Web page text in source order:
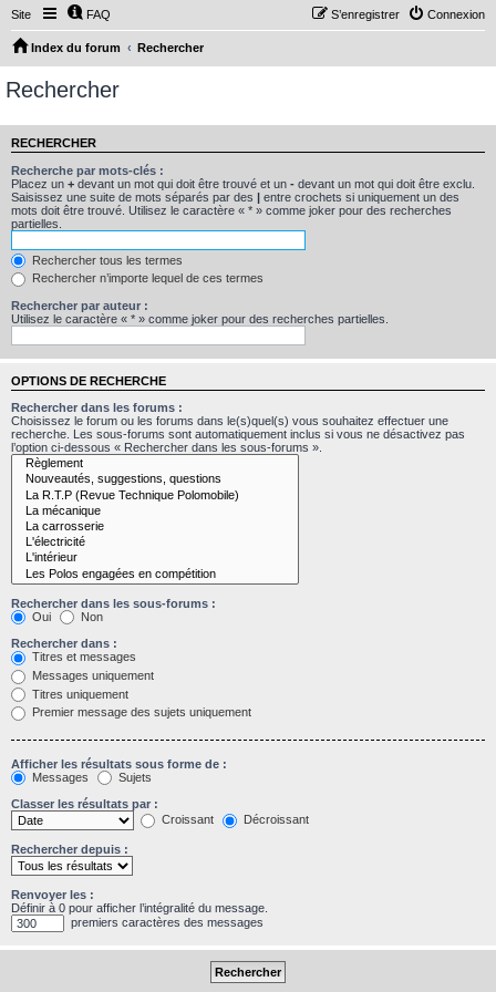
Site FAQ Connexion
S’enregistrer
Index du forum Rechercher
Rechercher
RECHERCHER
Recherche par mots-clés :
Placez un + devant un mot qui doit être trouvé et un - devant un mot qui doit être exclu.
Saisissez une suite de mots séparés par des | entre crochets si uniquement un des
mots doit être trouvé. Utilisez le caractère « * » comme joker pour des recherches
partielles.
Rechercher tous les termes
Rechercher n’importe lequel de ces termes
Rechercher par auteur :
Utilisez le caractère « * » comme joker pour des recherches partielles.
OPTIONS DE RECHERCHE
Rechercher dans les forums :
Choisissez le forum ou les forums dans le(s)quel(s) vous souhaitez effectuer une
recherche. Les sous-forums sont automatiquement inclus si vous ne désactivez pas
l’option ci-dessous « Rechercher dans les sous-forums ».
Rechercher dans les sous-forums :
Oui
Non
Rechercher dans :
Titres et messages
Messages uniquement
Titres uniquement
Premier message des sujets uniquement
Afficher les résultats sous forme de :
Messages
Sujets
Classer les résultats par :
Croissant
Décroissant
Rechercher depuis :
Renvoyer les :
Définir à 0 pour afficher l’intégralité du message.
premiers caractères des messages